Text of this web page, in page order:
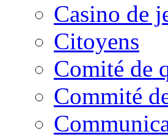
Casino de
Citoyens
Comité de
Commité